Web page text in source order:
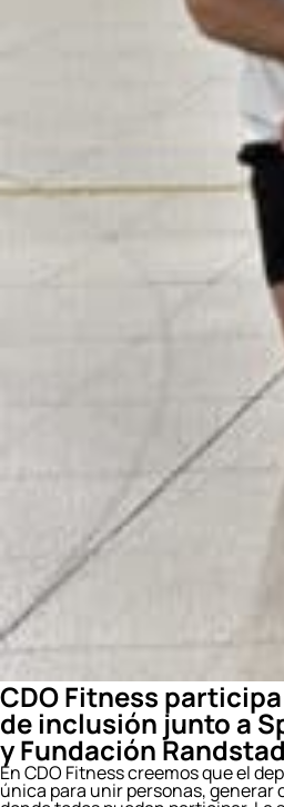
CDO Fitness
de inclusión junto a
y Fundación Randstad
En CDO Fitness creemos que el
única para unir personas, generar